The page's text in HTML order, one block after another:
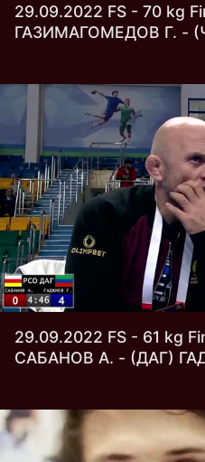
29.09.2022 FS - 70 kg
ГАЗИМАГОМЕДОВ Г. -
29.09.2022 FS - 61 kg
САБАНОВ А. - (ДАГ)